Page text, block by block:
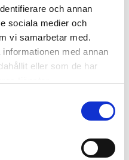
och annan
sociala medier och
vi samarbetar med.
med annan
eller som de har